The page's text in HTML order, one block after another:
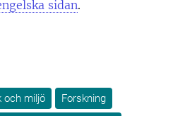
sidan.
och miljö
Forskning